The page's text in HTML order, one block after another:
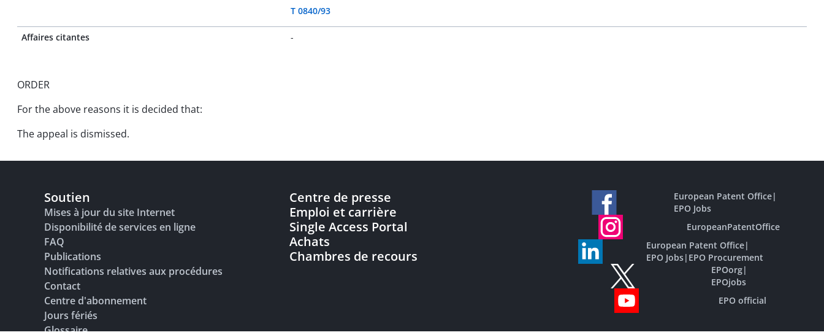
T 0840/93
Affaires citantes -
ORDER
For the above reasons it is decided that:
The appeal is dismissed.
Soutien
Mises à jour du site Internet
Disponibilité de services en ligne
FAQ
Publications
Notifications relatives aux procédures
Contact
Centre d'abonnement
Jours fériés
Glossaire
Centre de presse
Emploi et carrière
Single Access Portal
Achats
Chambres de recours
European Patent Office|
EPO Jobs
EuropeanPatentOffice
European Patent Office|
EPO Jobs| EPO Procurement
EPOorg|
EPOjobs
EPO official